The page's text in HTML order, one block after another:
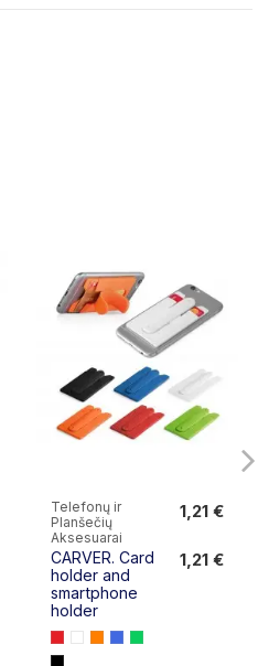
Telefonų ir
Planšečių
Aksesuarai
CARVER. Card
holder and
smartphone
holder
1,21 €
1,21 €